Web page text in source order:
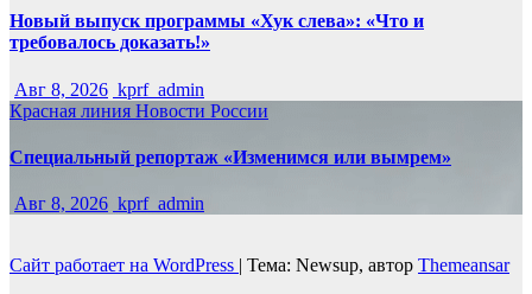
Новый выпуск программы «Хук слева»: «Что и
требовалось доказать!»
Авг 8, 2026 kprf_admin
Красная линия Новости России
Специальный репортаж «Изменимся или вымрем»
Авг 8, 2026 kprf_admin
Сайт работает на WordPress | Тема: Newsup, автор Themeansar